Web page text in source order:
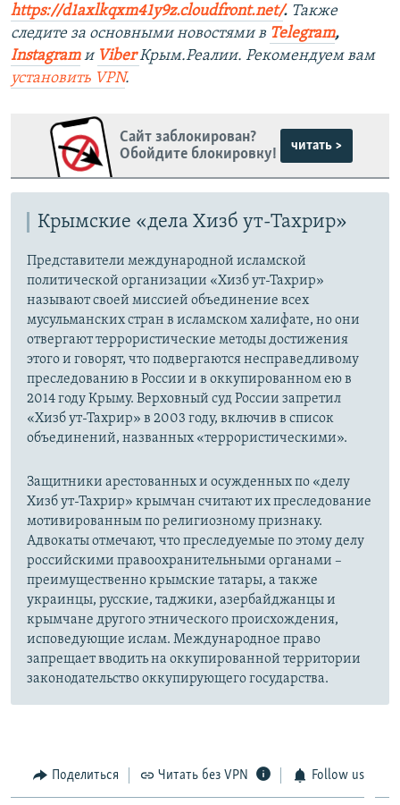
https://d1axlkqxm41y9z.cloudfront.net/. ​ Также
следите за основными новостями в Telegram,
Instagram и ViberКрым.Реалии. Рекомендуем вам
установить VPN.
Сайт заблокирован?
Обойдите блокировку!
читать >
Крымские «дела Хизб ут-Тахрир»
Представители международной исламской
политической организации «Хизб ут-Тахрир»
называют своей миссией объединение всех
мусульманских стран в исламском халифате, но они
отвергают террористические методы достижения
этого и говорят, что подвергаются несправедливому
преследованию в России и в оккупированном ею в
2014 году Крыму. Верховный суд России запретил
«Хизб ут-Тахрир» в 2003 году, включив в список
объединений, названных «террористическими».
Защитники арестованных и осужденных по «делу
Хизб ут-Тахрир» крымчан считают их преследование
мотивированным по религиозному признаку.
Адвокаты отмечают, что преследуемые по этому делу
российскими правоохранительными органами –
преимущественно крымские татары, а также
украинцы, русские, таджики, азербайджанцы и
крымчане другого этнического происхождения,
исповедующие ислам. Международное право
запрещает вводить на оккупированной территории
законодательство оккупирующего государства.
Поделиться Читать без VPN Follow us